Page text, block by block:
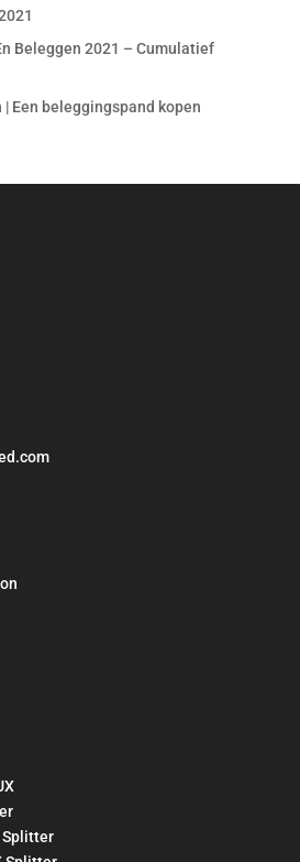
Beleggen 2021 – Cumulatief
Een beleggingspand kopen
Splitter